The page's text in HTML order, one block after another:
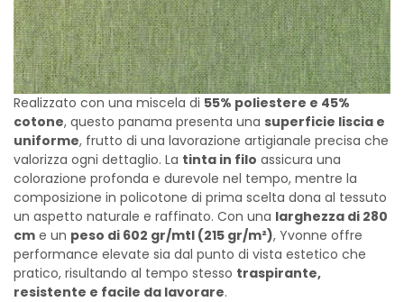
Realizzato con una miscela di 55% poliestere e 45%
cotone, questo panama presenta una superficie liscia e
uniforme, frutto di una lavorazione artigianale precisa che
valorizza ogni dettaglio. La tinta in filo assicura una
colorazione profonda e durevole nel tempo, mentre la
composizione in policotone di prima scelta dona al tessuto
un aspetto naturale e raffinato. Con una larghezza di 280
cm e un peso di 602 gr/mtl (215 gr/m²), Yvonne offre
performance elevate sia dal punto di vista estetico che
pratico, risultando al tempo stesso traspirante,
resistente e facile da lavorare.